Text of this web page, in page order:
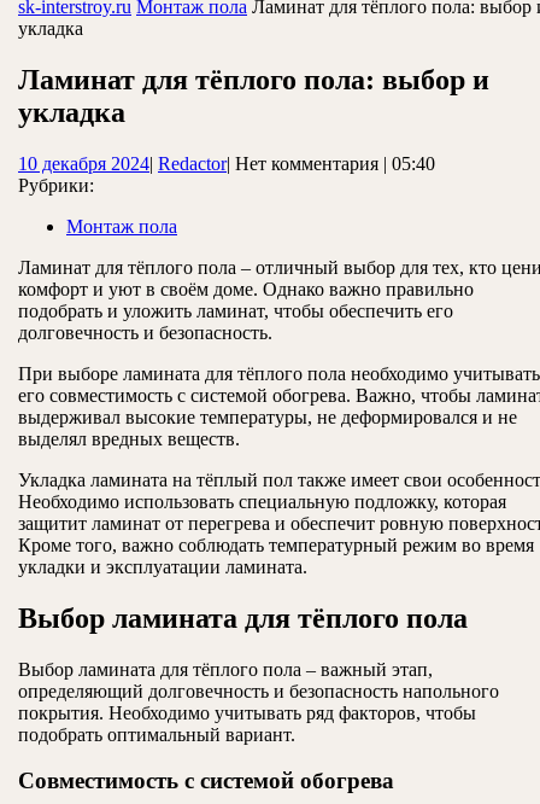
sk-interstroy.ru Монтаж пола Ламинат для тёплого пола: выбор
укладка
Ламинат для тёплого пола: выбор и
укладка
10 декабря 202410
| RedactorRedactor
| Нет комментария | 05:40
Рубрики:
Монтаж пола
Ламинат для тёплого пола – отличный выбор для тех, кто
комфорт и уют в своём доме. Однако важно правильно
подобрать и уложить ламинат, чтобы обеспечить его
долговечность и безопасность.
При выборе ламината для тёплого пола необходимо учитывать
его совместимость с системой обогрева. Важно, чтобы
выдерживал высокие температуры, не деформировался и не
выделял вредных веществ.
Укладка ламината на тёплый пол также имеет свои
Необходимо использовать специальную подложку, которая
защитит ламинат от перегрева и обеспечит ровную
Кроме того, важно соблюдать температурный режим во время
укладки и эксплуатации ламината.
Выбор ламината для тёплого пола
Выбор ламината для тёплого пола – важный этап,
определяющий долговечность и безопасность напольного
покрытия. Необходимо учитывать ряд факторов, чтобы
подобрать оптимальный вариант.
Совместимость с системой обогрева